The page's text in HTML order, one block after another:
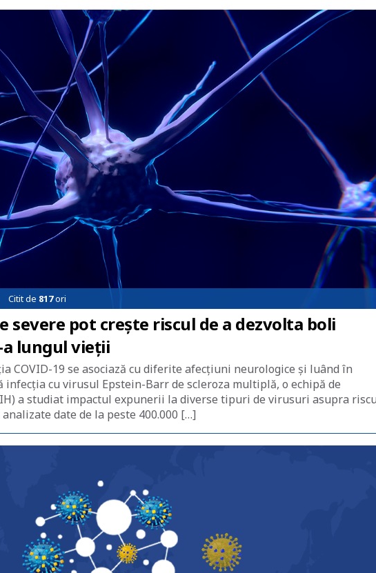
Citit de 817ori
severe pot crește riscul de a dezvolta boli
lungul vieții
COVID-19 se asociază cu diferite afecțiuni neurologice și luând în
infecția cu virusul Epstein-Barr de scleroza multiplă, o echipă de
a studiat impactul expunerii la diverse tipuri de virusuri asupra
date de la peste 400.000 […]